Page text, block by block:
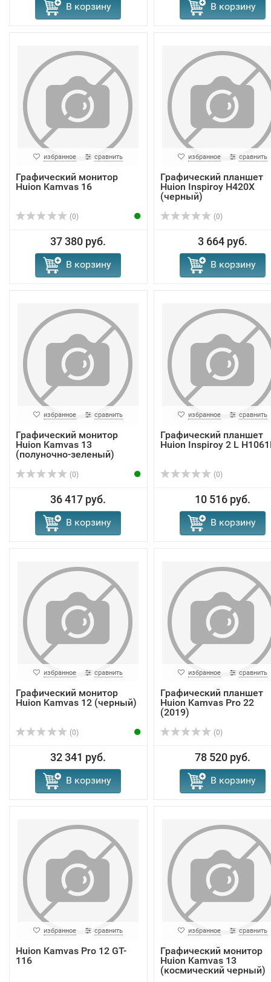
В корзину В корзину
избранное сравнить
Графический монитор
Huion Kamvas 16
(0)
37 380 руб.
В корзину
избранное сравнить
Графический планшет
Huion Inspiroy H420X
(черный)
(0)
3 664 руб.
В корзину
избранное сравнить
Графический монитор
Huion Kamvas 13
(полуночно-зеленый)
(0)
36 417 руб.
В корзину
избранное сравнить
Графический планшет
Huion Inspiroy 2 L
(0)
10 516 руб.
В корзину
избранное сравнить
Графический монитор
Huion Kamvas 12 (черный)
(0)
32 341 руб.
В корзину
избранное сравнить
Графический планшет
Huion Kamvas Pro 22
(2019)
(0)
78 520 руб.
В корзину
избранное сравнить
Huion Kamvas Pro 12 GT-
116
избранное сравнить
Графический монитор
Huion Kamvas 13
(космический черный)